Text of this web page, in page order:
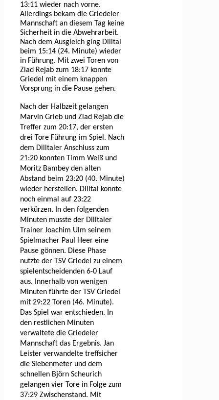
13:11 wieder nach vorne.
Allerdings bekam die Griedeler
Mannschaft an diesem Tag keine
Sicherheit in die Abwehrarbeit.
Nach dem Ausgleich ging Dilltal
beim 15:14 (24. Minute) wieder
in Führung. Mit zwei Toren von
Ziad Rejab zum 18:17 konnte
Griedel mit einem knappen
Vorsprung in die Pause gehen.
Nach der Halbzeit gelangen
Marvin Grieb und Ziad Rejab die
Treffer zum 20:17, der ersten
drei Tore Führung im Spiel. Nach
dem Dilltaler Anschluss zum
21:20 konnten Timm Weiß und
Moritz Bambey den alten
Abstand beim 23:20 (40. Minute)
wieder herstellen. Dilltal konnte
noch einmal auf 23:22
verkürzen. In den folgenden
Minuten musste der Dilltaler
Trainer Joachim Ulm seinem
Spielmacher Paul Heer eine
Pause gönnen. Diese Phase
nutzte der TSV Griedel zu einem
spielentscheidenden 6-0 Lauf
aus. Innerhalb von wenigen
Minuten führte der TSV Griedel
mit 29:22 Toren (46. Minute).
Das Spiel war entschieden. In
den restlichen Minuten
verwaltete die Griedeler
Mannschaft das Ergebnis. Jan
Leister verwandelte treffsicher
die Siebenmeter und dem
schnellen Björn Scheurich
gelangen vier Tore in Folge zum
37:29 Zwischenstand. Mit